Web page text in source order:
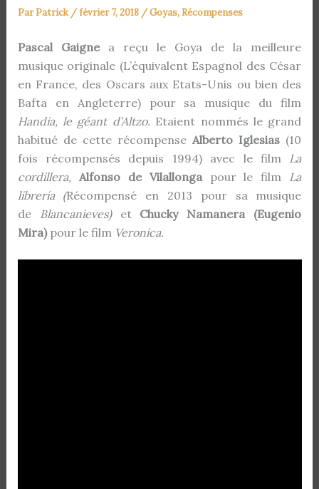
ParPatrick /février 7, 2018 /Goyas,Récompenses
Pascal Gaignea reçu le Goya de la meilleure
musique originale (L’équivalent Espagnol des César
en France, des Oscars aux Etats-Unis ou bien des
Bafta en Angleterre) pour sa musique du film
Handia, le géant d’Altzo. Etaient nommés le grand
habitué de cette récompenseAlberto Iglesias (10
fois récompensés depuis 1994) avec le film La
cordillera, Alfonso de Vilallonga pour le film
La
librería (Récompensé en 2013 pour sa musique
de
Blancanieves) et
Chucky Namanera (Eugenio
Mira) pour le film Veronica.